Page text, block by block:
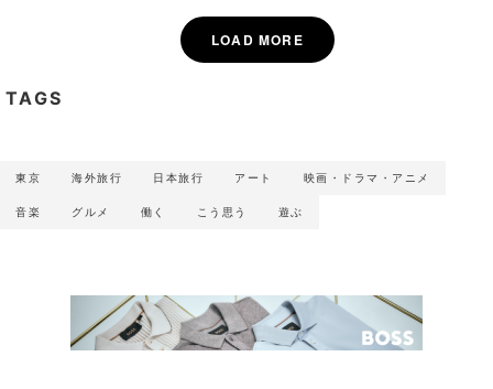
TAGS
東京 海外旅行 日本旅行 アート 映画・ドラマ・アニメ
音楽 グルメ 働く こう思う 遊ぶ